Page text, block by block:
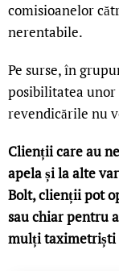
comisioanelor
nerentabile.
Pe surse, în
posibilitatea unor
revendicările nu
Clienții care au
apela și la alte
Bolt, clienții pot
sau chiar pentru
mulți taximetriști